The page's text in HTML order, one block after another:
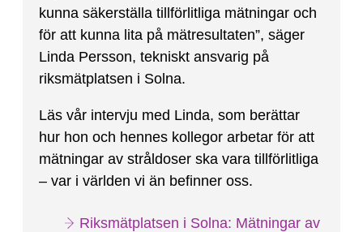
kunna säkerställa tillförlitliga mätningar och
för att kunna lita på mätresultaten”, säger
Linda Persson, tekniskt ansvarig på
riksmätplatsen i Solna.
Läs vår intervju med Linda, som berättar
hur hon och hennes kollegor arbetar för att
mätningar av stråldoser ska vara tillförlitliga
– var i världen vi än befinner oss.
Riksmätplatsen i Solna: Mätningar av